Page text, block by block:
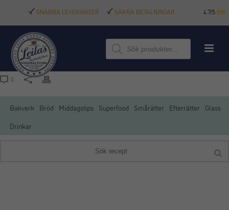
SNABBA LEVERANSER SÄKRA BETALNINGAR 4.7/5
Produktsökning
0
Bakverk Bröd Middagstips Superfood Smårätter Efterrätter Glass
Drinkar